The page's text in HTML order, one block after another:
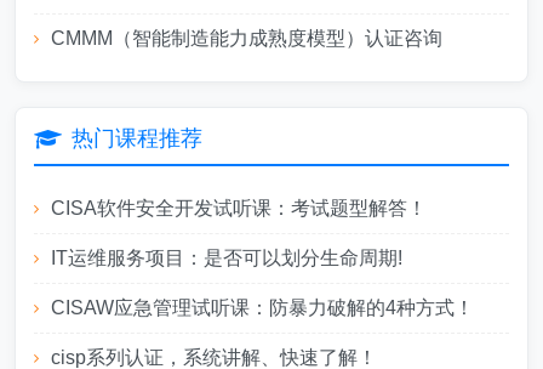
CMMM（智能制造能力成熟度模型）认证咨询
热门课程推荐
CISA软件安全开发试听课：考试题型解答！
IT运维服务项目：是否可以划分生命周期!
CISAW应急管理试听课：防暴力破解的4种方式！
cisp系列认证，系统讲解、快速了解！